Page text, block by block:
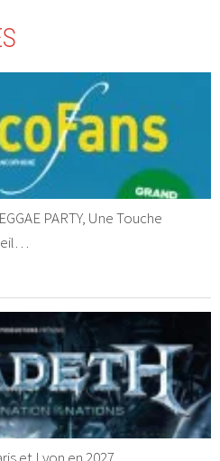
PARTY, Une Touche